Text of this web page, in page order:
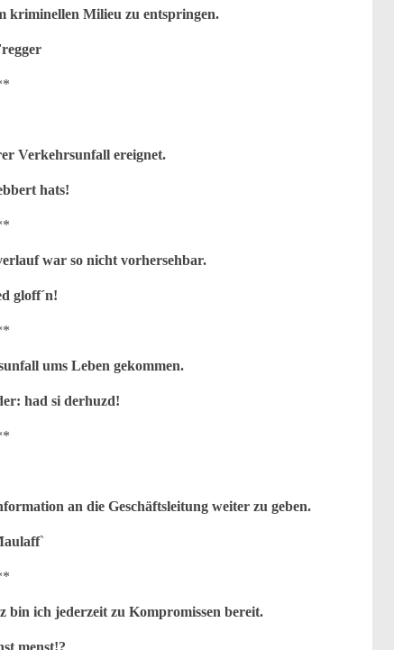
kriminellen Milieu zu entspringen.
Verkehrsunfall ereignet.
hats!
war so nicht vorhersehbar.
gloff´n!
ums Leben gekommen.
had si derhuzd!
an die Geschäftsleitung weiter zu geben.
`
bin ich jederzeit zu Kompromissen bereit.